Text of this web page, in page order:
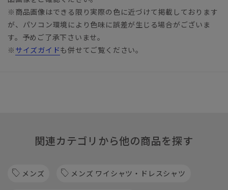
※商品画像はできる限り実際の色に近づけて掲載しております
が、パソコン環境により色味に誤差が生じる場合がございま
す。予めご了承下さいませ。
※ サイズガイドも併せてご覧ください。
関連カテゴリから他の商品を探す
メンズ メンズ ワイシャツ・ドレスシャツ